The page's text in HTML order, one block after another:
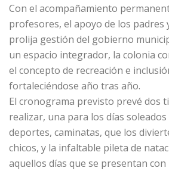
Con el acompañamiento
profesores, el apoyo de los padres
prolija gestión del gobierno
un espacio integrador, la colonia
el concepto de recreación e
fortaleciéndose año tras año.
El cronograma previsto prevé dos
realizar, una para los días
deportes, caminatas, que los
chicos, y la infaltable pileta de
aquellos días que se presentan